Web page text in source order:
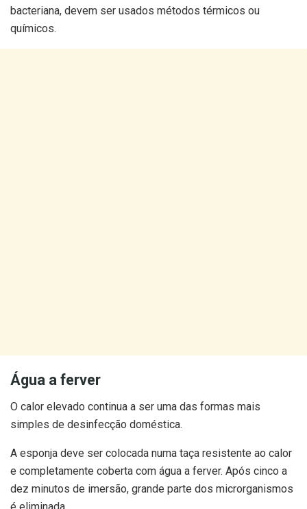
bacteriana, devem ser usados métodos térmicos ou
químicos.
Água a ferver
O calor elevado continua a ser uma das formas mais
simples de desinfecção doméstica.
A esponja deve ser colocada numa taça resistente ao calor
e completamente coberta com água a ferver. Após cinco a
dez minutos de imersão, grande parte dos microrganismos